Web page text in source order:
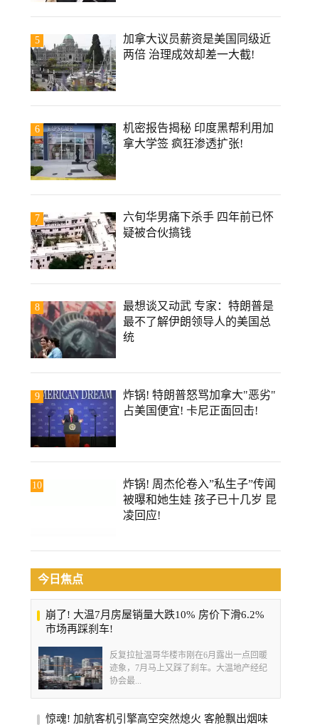
5
加拿大议员薪资是美国同级近
两倍 治理成效却差一大截!
6
机密报告揭秘 印度黑帮利用加
拿大学签 疯狂渗透扩张!
7
六旬华男痛下杀手 四年前已怀
疑被合伙搞钱
8
最想谈又动武 专家：特朗普是
最不了解伊朗领导人的美国总
统
9
炸锅! 特朗普怒骂加拿大"恶劣"
占美国便宜! 卡尼正面回击!
10
炸锅! 周杰伦卷入”私生子”传闻
被曝和她生娃 孩子已十几岁 昆
凌回应!
今日焦点
崩了! 大温7月房屋销量大跌10% 房价下滑6.2%
市场再踩刹车!
反复拉扯温哥华楼市刚在6月露出一点回暖
迹象，7月马上又踩了刹车。大温地产经纪
协会最...
惊魂! 加航客机引擎高空突然熄火 客舱飘出烟味